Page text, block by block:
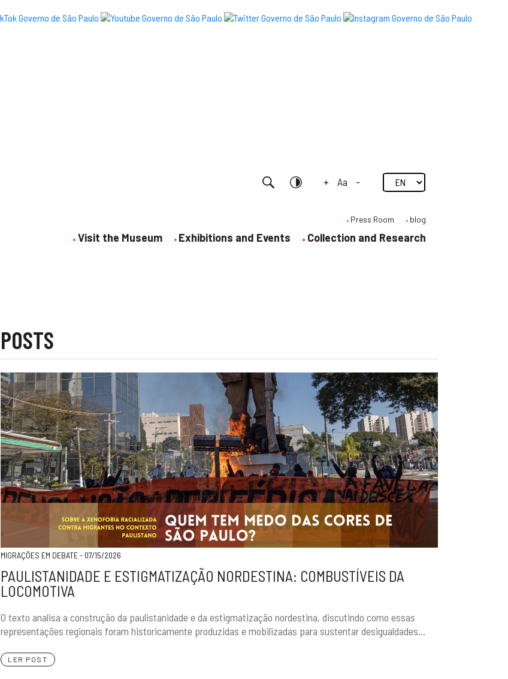
ResearchContrast + Aa -
Visit the Museum Exhibitions and Events Collection and Research
Press Room blog
POSTS
MIGRAÇÕES EM DEBATE - 07/15/2026
PAULISTANIDADE E ESTIGMATIZAÇÃO NORDESTINA: COMBUSTÍVEIS DA
LOCOMOTIVA
O texto analisa a construção da paulistanidade e da estigmatização nordestina, discutindo como essas
representações regionais foram historicamente produzidas e mobilizadas para sustentar desigualdades...
LER POST